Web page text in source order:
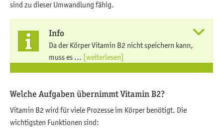
sind zu dieser Umwandlung fähig.
Info
Da der Körper Vitamin B2 nicht speichern kann,
muss es ... [weiterlesen]
Welche Aufgaben übernimmt Vitamin B2?
Vitamin B2 wird für viele Prozesse im Körper benötigt. Die
wichtigsten Funktionen sind: